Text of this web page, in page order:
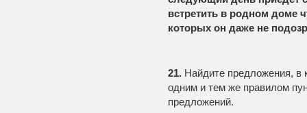
встретить в родном доме
которых он даже не
21. Найдите предложения, в
одним и тем же правилом
предложений.